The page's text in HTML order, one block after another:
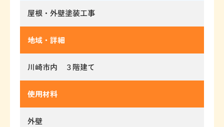
屋根・外壁塗装工事
地域・詳細
川崎市内 ３階建て
使用材料
外壁